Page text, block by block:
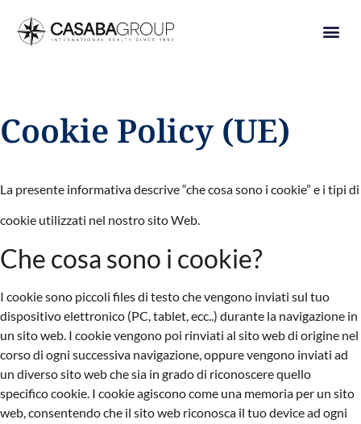
Cookie Policy (UE)
La presente informativa descrive “che cosa sono i cookie” e i tipi di
cookie utilizzati nel nostro sito Web.
Che cosa sono i cookie?
I cookie sono piccoli files di testo che vengono inviati sul tuo
dispositivo elettronico (PC, tablet, ecc..) durante la navigazione in
un sito web. I cookie vengono poi rinviati al sito web di origine nel
corso di ogni successiva navigazione, oppure vengono inviati ad
un diverso sito web che sia in grado di riconoscere quello
specifico cookie. I cookie agiscono come una memoria per un sito
web, consentendo che il sito web riconosca il tuo device ad ogni